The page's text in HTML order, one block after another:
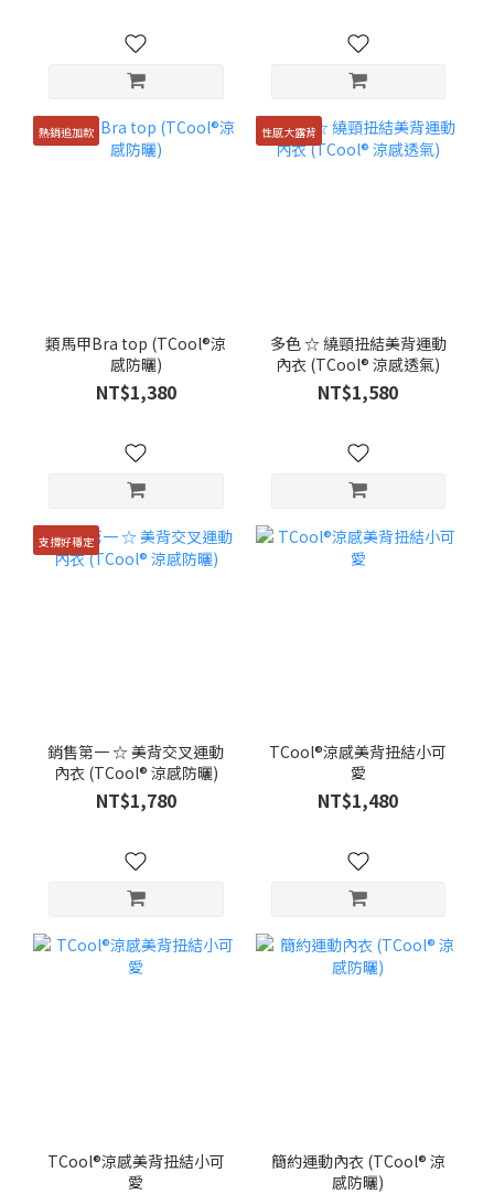
熱銷追加款
類馬甲Bra top (TCool®涼
感防曬)
NT$1,380
性感大露背
多色 ☆ 繞頸扭結美背運動
內衣 (TCool® 涼感透氣)
NT$1,580
支撐好穩定
銷售第一 ☆ 美背交叉運動
內衣 (TCool® 涼感防曬)
NT$1,780
TCool®涼感美背扭結小可
愛
NT$1,480
TCool®涼感美背扭結小可
愛
簡約運動內衣 (TCool® 涼
感防曬)